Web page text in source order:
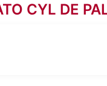
CYL DE